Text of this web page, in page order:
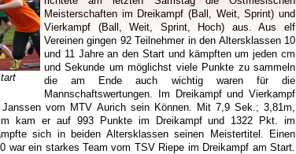
Meisterschaften im Dreikampf (Ball, Weit, Sprint) und
Vierkampf (Ball, Weit, Sprint, Hoch) aus. Aus elf
Vereinen gingen 92 Teilnehmer in den Altersklassen 10
und 11 Jahre an den Start und kämpften um jeden cm
und Sekunde um möglichst viele Punkte zu sammeln
die am Ende auch wichtig waren für die
Mannschaftswertungen. Im Dreikampf und Vierkampf
Janssen vom MTV Aurich sein Können. Mit 7,9 Sek.; 3,81m,
kam er auf 993 Punkte im Dreikampf und 1322 Pkt. im
sich in beiden Altersklassen seinen Meistertitel. Einen
war ein starkes Team vom TSV Riepe im Dreikampf am Start.